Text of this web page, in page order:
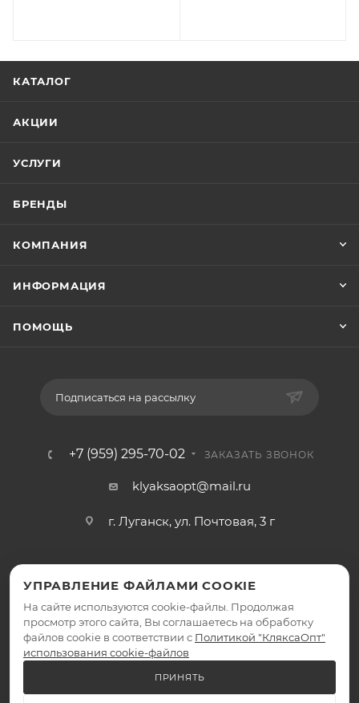
КАТАЛОГ
АКЦИИ
УСЛУГИ
БРЕНДЫ
КОМПАНИЯ
ИНФОРМАЦИЯ
ПОМОЩЬ
Подписаться на рассылку
+7 (959) 295-70-02 ЗАКАЗАТЬ ЗВОНОК
klyaksaopt@mail.ru
г. Луганск, ул. Почтовая, 3 г
2026 © КляксаОпт - интернет-магазин
УПРАВЛЕНИЕ ФАЙЛАМИ COOKIE
На сайте используются cookie-файлы. Продолжая
просмотр этого сайта, Вы соглашаетесь на обработку
файлов cookie в соответствии с Политикой "КляксаОпт"
использования cookie-файлов
ПРИНЯТЬ